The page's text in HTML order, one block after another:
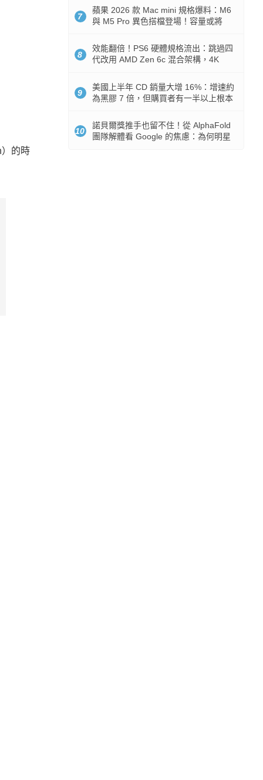
的時
7
蘋果 2026 款 Mac mini 規格爆料：M6
與 M5 Pro 異色搭檔登場！容量或將
8
效能翻倍！PS6 硬體規格流出：跳過四
代改用 AMD Zen 6c 混合架構，4K
9
美國上半年 CD 銷量大增 16%：增速約
為黑膠 7 倍，但購買者有一半以上根本
10
諾貝爾獎推手也留不住！從 AlphaFold
團隊解體看 Google 的焦慮：為何明星